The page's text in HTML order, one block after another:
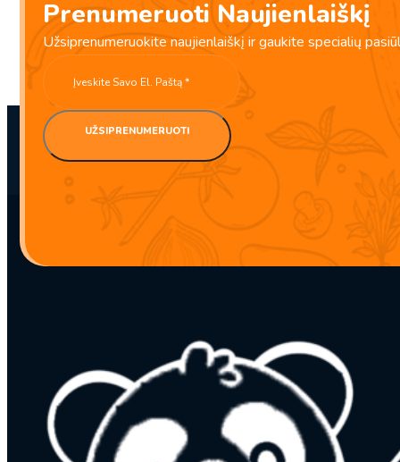
Ryžių makaronai Banh pho 5mm 400g – Farmer
2027-12-10
produkto
kiekis:
makaronai
400g
–
Prenumeruoti Naujienlaiškį
Užsiprenumeruokite naujienlaiškį ir gaukite specialių
UŽSIPRENUMERUOTI